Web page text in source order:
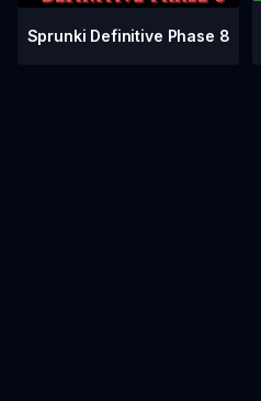
Sprunki Definitive Phase 8